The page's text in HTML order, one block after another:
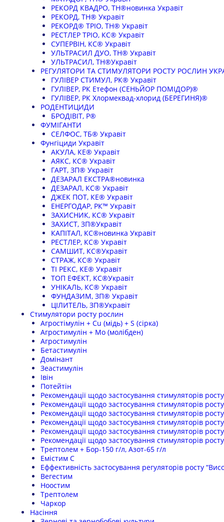
РЕКОРД КВАДРО, ТН®новинка Укравіт
РЕКОРД, ТН® Укравіт
РЕКОРД® ТРІО, ТН® Укравіт
РЕСТЛЕР ТРІО, КС® Укравіт
СУПЕРВІН, КС® Укравіт
УЛЬТРАСИЛ ДУО, ТН® Укравіт
УЛЬТРАСИЛ, ТН®Укравіт
РЕГУЛЯТОРИ ТА СТИМУЛЯТОРИ РОСТУ РОСЛИН
ГУЛІВЕР СТИМУЛ, РК® Укравіт
ГУЛІВЕР, РК Етефон (СЕНЬЙОР ПОМІДОР)®
ГУЛІВЕР, РК Хлормеквад-хлорид (БЕРЕГИНЯ)®
РОДЕНТИЦИДИ
БРОДІВІТ, Р®
ФУМІГАНТИ
СЕЛФОС, ТБ® Укравіт
Фунгіциди Укравіт
АКУЛА, КЕ® Укравіт
АЯКС, КС® Укравіт
ГАРТ, ЗП® Укравіт
ДЕЗАРАЛ ЕКСТРА®новинка
ДЕЗАРАЛ, КС® Укравіт
ДЖЕК ПОТ, КЕ® Укравіт
ЕНЕРГОДАР, РК™ Укравіт
ЗАХИСНИК, КС® Укравіт
ЗАХИСТ, ЗП®Укравіт
КАПІТАЛ, КС®новинка Укравіт
РЕСТЛЕР, КС® Укравіт
САМШИТ, КС®Укравіт
СТРАЖ, КС® Укравіт
ТІ РЕКС, КЕ® Укравіт
ТОП ЕФЕКТ, КС®Укравіт
УНІКАЛЬ, КС® Укравіт
ФУНДАЗИМ, ЗП® Укравіт
ЦІЛИТЕЛЬ, ЗП®Укравіт
Стимулятори росту рослин
Агростімулін + Cu (мідь) + S (сірка)
Агростимулін + Mo (молібден)
Агростимулін
Бетастимулін
Домінант
Зеастимулін
Івін
Потейтін
Рекомендації щодо застосування стимуляторів
Рекомендації щодо застосування стимуляторів
Рекомендації щодо застосування стимуляторів
Рекомендації щодо застосування стимуляторів
Рекомендації щодо застосування стимуляторів
Рекомендації щодо застосування стимуляторів росту
Трептолем + Бор-150 г/л, Азот-65 г/л
Емістим С
Еффективність застосування регуляторів росту
Вегестим
Ноостим
Трептолем
Чаркор
Насіння